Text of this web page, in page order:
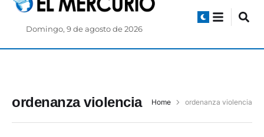
Domingo, 9 de agosto de 2026
ordenanza violencia Home ordenanza violencia